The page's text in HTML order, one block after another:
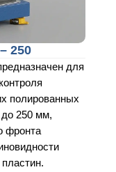
250
для
полированных
до 250 мм,
фронта